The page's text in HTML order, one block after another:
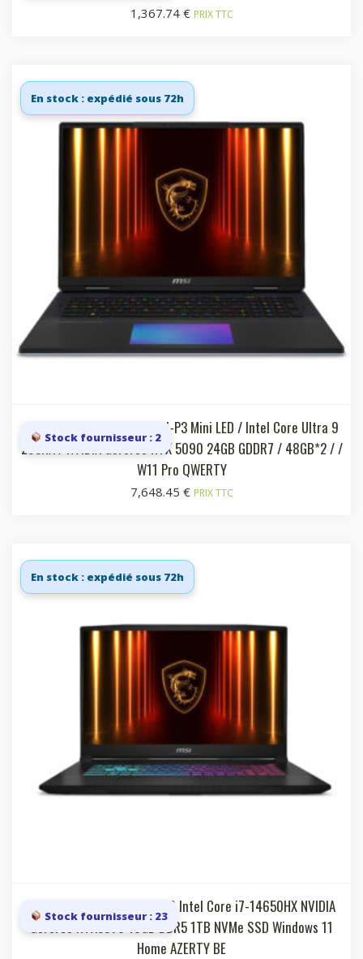
1,367.74 € PRIX TTC
En stock : expédié sous 72h
18i UHD+ 120 Hz 100% DCI-P3 Mini LED / Intel Core Ultra 9
285HX / NVIDIA GeForce RTX 5090 24GB GDDR7 / 48GB*2 / /
W11 Pro QWERTY
7,648.45 € PRIX TTC
Stock fournisseur : 2
En stock : expédié sous 72h
Laptop 17.3i QHD 240Hz IPS Intel Core i7-14650HX NVIDIA
GeForce RTX5070 16GB DDR5 1TB NVMe SSD Windows 11
Home AZERTY BE
Stock fournisseur : 23